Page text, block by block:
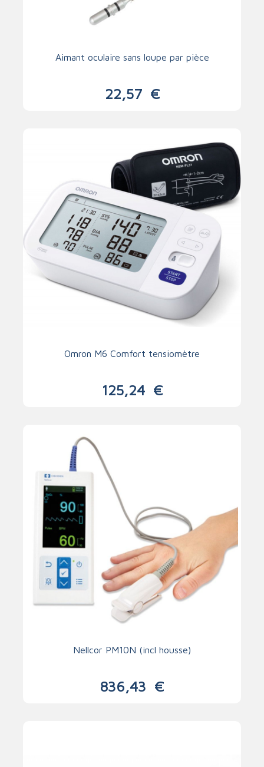
Aimant oculaire sans loupe par pièce
22,57 €
Omron M6 Comfort tensiomètre
125,24 €
Nellcor PM10N (incl housse)
836,43 €